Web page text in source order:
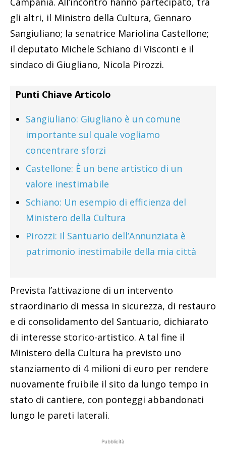
gli altri, il Ministro della Cultura, Gennaro
Sangiuliano; la senatrice Mariolina Castellone;
il deputato Michele Schiano di Visconti e il
sindaco di Giugliano, Nicola Pirozzi.
Punti Chiave Articolo
Sangiuliano: Giugliano è un comune
importante sul quale vogliamo
concentrare sforzi
Castellone: È un bene artistico di un
valore inestimabile
Schiano: Un esempio di efficienza del
Ministero della Cultura
Pirozzi: Il Santuario dell’Annunziata è
patrimonio inestimabile della mia città
Prevista l’attivazione di un intervento
straordinario di messa in sicurezza, di restauro
e di consolidamento del Santuario, dichiarato
di interesse storico-artistico. A tal fine il
Ministero della Cultura ha previsto uno
stanziamento di 4 milioni di euro per rendere
nuovamente fruibile il sito da lungo tempo in
stato di cantiere, con ponteggi abbandonati
lungo le pareti laterali.
Pubblicità